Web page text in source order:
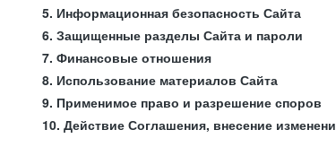
5. Информационная безопасность Сайта
6. Защищенные разделы Сайта и пароли
7. Финансовые отношения
8. Использование материалов Сайта
9. Применимое право и разрешение споров
10. Действие Соглашения, внесение